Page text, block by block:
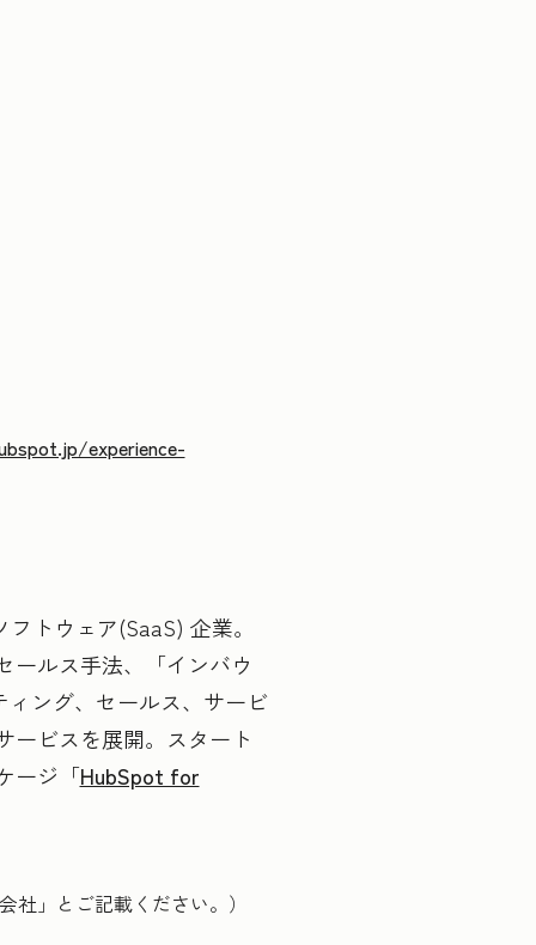
experience-
トウェア(SaaS) 企業。
ールス手法、「インバウ
ング、セールス、サービ
ビスを展開。 スタート
ージ「HubSpot for
」とご記載ください。）